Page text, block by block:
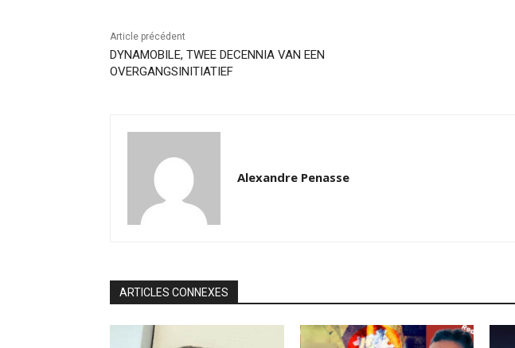
Article précédent
DYNAMOBILE, TWEE DECENNIA VAN EEN
OVERGANGSINITIATIEF
Alexandre Penasse
ARTICLES CONNEXES